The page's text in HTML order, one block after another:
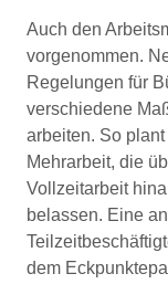
Auch den
vorgenommen.
Regelungen für
verschiedene
arbeiten. So
Mehrarbeit, die
Vollzeitarbeit
belassen. Eine
dem